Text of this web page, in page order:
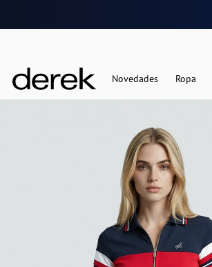
Novedades Ropa